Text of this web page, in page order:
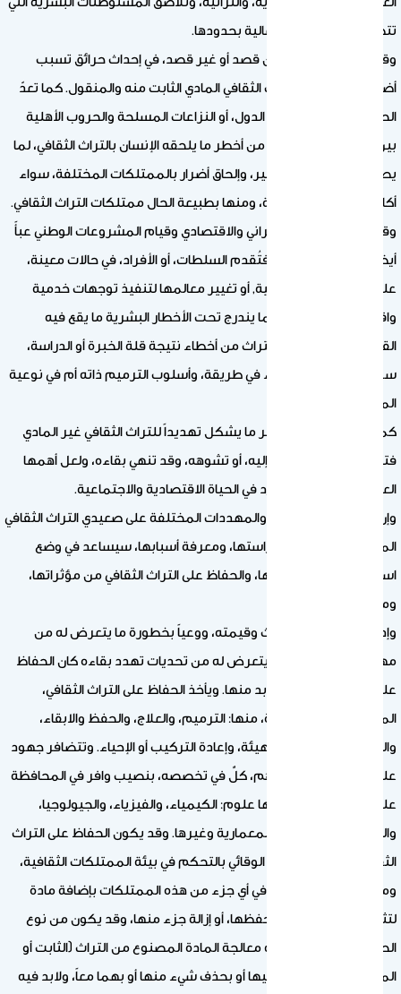
تتصف بكثافة سكانية عالية بحدودها.
وقد يتسبب الإنسان، عن قصد أو غير قصد، في إحداث حرائق تسبب
أضراراً بالغة بمواد التراث الثقافي المادي الثابت منه والمنقول. كما تعدّ
الحروب، التي تنشب بين الدول، أو النزاعات المسلحة والحروب الأهلية
بين أبناء الشعب الواحد، من أخطر ما يلحقه الإنسان بالتراث الثقافي، لما
يصاحبها من عنف، وتدمير، وإلحاق أضرار بالممتلكات المختلفة، سواء
أكانت عسكرية أو مدنية، ومنها بطبيعة الحال ممتلكات التراث الثقافي.
وقد يشكل التطور العمراني والاقتصادي وقيام المشروعات الوطني عبأً
أيضاً على التراث الثقافي فتُقدم السلطات، أو الأفراد، في حالات معينة،
على هدم المباني التاريخية, أو تغيير معالمها لتنفيذ توجهات خدمية
واقتصادية للمجتمع. كما يندرج تحت الأخطار البشرية ما يقع فيه
القائمون بالحفاظ على التراث من أخطاء نتيجة قلة الخبرة أو الدراسة،
سواء كانت هذه الأخطاء في طريقة، وأسلوب الترميم ذاته أم في نوعية
المواد المستخدمة.
كما أن هناك من المخاطر ما يشكل تهديداً للتراث الثقافي غير المادي
فتنتقص منه، أو تضيف إليه، أو تشوهه، وقد تنهي بقاءه، ولعل أهمها
العولمة, والتطور المطرد في الحياة الاقتصادية والاجتماعية.
وإن تحديد هذه الأخطار، والمهددات المختلفة على صعيدي التراث الثقافي
المادي وغير المادي، ودراستها، ومعرفة أسبابها، سيساعد في وضع
استراتيجيات الوقاية منها، والحفاظ على التراث الثقافي من مؤثراتها،
ومخاطرها.
وإدراكاً لأهمية هذا التراث وقيمته، ووعياً بخطورة ما يتعرض له من
مهددات، ومواجهةً لما يتعرض له من تحديات تهدد بقاءه كان الحفاظ
عليه هو الضرورة التي لا بد منها. ويأخذ الحفاظ على التراث الثقافي،
المادي منه، صوراً عديدة، منها: الترميم، والعلاج، والحفظ والابقاء،
والحماية، والصيانة، والتهيئة، وإعادة التركيب أو الإحياء. وتتضافر جهود
علوم عديدة أخرى تساهم، كلٌ في تخصصه، بنصيب وافر في المحافظة
على التراث الثقافي، ومنها علوم: الكيمياء، والفيزياء، والجيولوجيا،
والبيولوجي، والهندسة المعمارية وغيرها. وقد يكون الحفاظ على التراث
الثقافي المادي من النوع الوقائي بالتحكم في بيئة الممتلكات الثقافية،
ومراقبتها، دون التدخل في أي جزء من هذه الممتلكات بإضافة مادة
لتثبيتها، أو تقويتها، أو حفظها، أو إزالة جزء منها، وقد يكون من نوع
الحفاظ التدخلي ونعني به معالجة المادة المصنوع من التراث (الثابت أو
المنقول) بإضافة مادة إليها أو بحذف شيء منها أو بهما معاً، ولابد فيه